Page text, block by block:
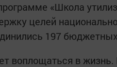
«Школа
целей
197
воплощаться в жизнь.